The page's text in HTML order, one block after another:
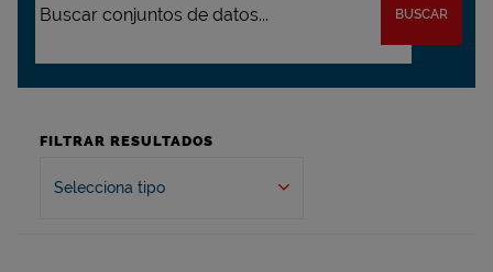
BUSCAR
FILTRAR RESULTADOS
Selecciona tipo